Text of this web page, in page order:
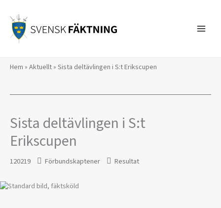
innehåll
Hem » Aktuellt» Sista deltävlingen i S:t Erikscupen
Sista deltävlingen i S:t
Erikscupen
120219 Förbundskaptener Resultat